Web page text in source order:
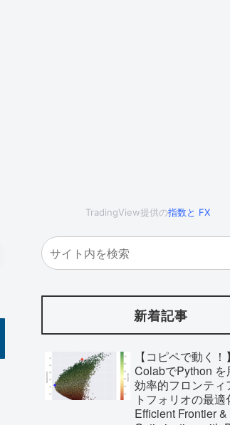
TradingView提供の指数と FX
新着記事
【コピペで動く
ColabでPython を
効率的フロンティ
トフォリオの最適
Efficient Frontier